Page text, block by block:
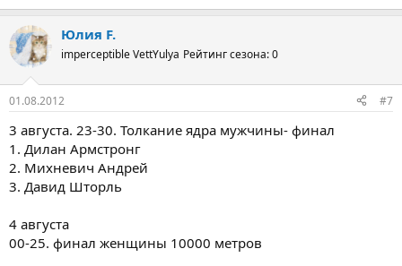
Юлия F.
imperceptible VettYulya Рейтинг сезона: 0
01.08.2012 #7
3 августа. 23-30. Толкание ядра мужчины- финал
1. Дилан Армстронг
2. Михневич Андрей
3. Давид Шторль
4 августа
00-25. финал женщины 10000 метров